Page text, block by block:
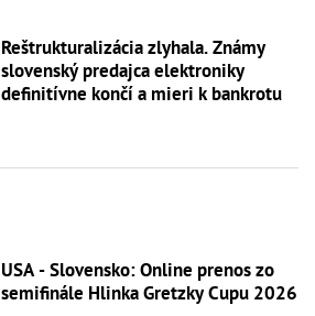
Reštrukturalizácia zlyhala. Známy
slovenský predajca elektroniky
definitívne končí a mieri k bankrotu
USA - Slovensko: Online prenos zo
semifinále Hlinka Gretzky Cupu 2026